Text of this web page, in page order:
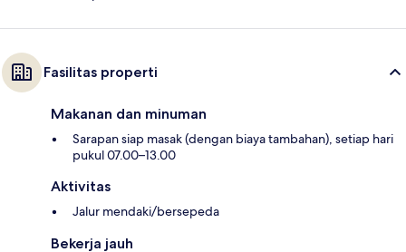
Fasilitas properti
Makanan dan minuman
Sarapan siap masak (dengan biaya tambahan), setiap hari
pukul 07.00–13.00
Aktivitas
Jalur mendaki/bersepeda
Bekerja jauh